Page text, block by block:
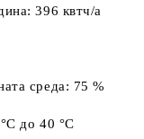
396 квтч/a
среда: 75 %
до 40 °C